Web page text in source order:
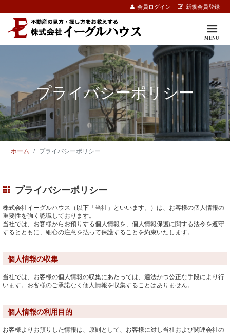
会員ログイン 新規会員登録
プライバシーポリシー
ホーム プライバシーポリシー
プライバシーポリシー
株式会社イーグルハウス（以下「当社」といいます。）は、お客様の個人情報の
重要性を強く認識しております。
当社では、お客様からお預りする個人情報を、個人情報保護に関する法令を遵守
するとともに、細心の注意を払って保護することを約束いたします。
個人情報の収集
当社では、お客様の個人情報の収集にあたっては、適法かつ公正な手段により行
います。お客様のご承諾なく個人情報を収集することはありません。
個人情報の利用目的
お客様よりお預りした情報は、原則として、お客様に対し当社および関連会社の